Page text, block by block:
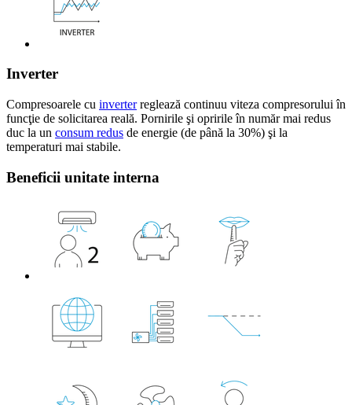
Inverter
Compresoarele cu inverterreglează continuu viteza compresorului în
funcţie de solicitarea reală. Pornirile şi opririle în număr mai redus
duc la un consum redus de energie (de până la 30%) şi la
temperaturi mai stabile.
Beneficii unitate interna